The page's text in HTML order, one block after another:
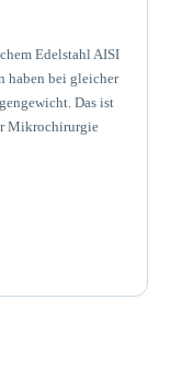
Edelstahl AISI
haben bei gleicher
Das ist
Mikrochirurgie